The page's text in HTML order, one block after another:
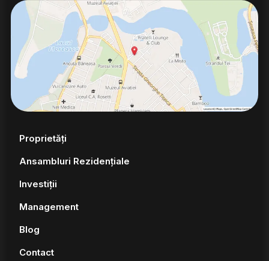
Proprietăți
Ansambluri Rezidențiale
Investiții
Management
Blog
Contact